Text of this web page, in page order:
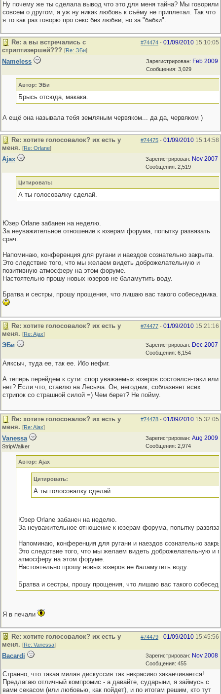
Ну почему же ты сделала вывод что это для меня тайна? Мы говорили
совсем о другом, я уж ну никак любовь к съёму не приплетал. Так что
я то как раз говорю про секс без любви, но за "бабки".
#74474 - 01/09/2010 15:10:05
Re: а вы встречались с
стриптизершей??? [Re: ЭБи]
Зарегистрирован: Feb 2009
Сообщения: 3,029
Nameless
Автор: ЭБи
Брысь отсюда, макака.
А ещё она называла тебя земляным червяком... да да, червяком )
#74475 - 01/09/2010 15:14:58
Re: хотите голосовалок? их есть у
меня. [Re: Orlane]
Зарегистрирован: Nov 2007
Сообщения: 2,519
Ajax
Цитировать:
А ты голосовалку сделай.
Юзер Orlane забанен на неделю.
За неуважительное отношение к юзерам форума, попытку развязать
срач.
Напоминаю, конференция для ругани и наездов сознательно закрыта.
Это следствие того, что мы желаем видеть доброжелательную и
позитивную атмосферу на этом форуме.
Настоятельно прошу новых юзеров не баламутить воду.
Братва и сестры, прошу прощения, что лишаю вас такого собеседника.
#74477 - 01/09/2010 15:21:16
Re: хотите голосовалок? их есть у
меня. [Re: Ajax]
Зарегистрирован: Dec 2007
Сообщения: 6,154
ЭБи
Аяксыч, туда ее, так ее. Ибо нефиг.
А теперь перейдем к сути: спор уважаемых юзеров состоялся-таки или
нет? Если что, ставлю на Лесыча. Он, негодник, соблазняет всех
стрипок со страшной силой =) Чем берет? Не пойму.
#74478 - 01/09/2010 15:32:05
Re: хотите голосовалок? их есть у
меня. [Re: Ajax]
Зарегистрирован: Aug 2009
Сообщения: 2,974
Vanessa
StripWalker
Автор: Ajax
Цитировать:
А ты голосовалку сделай.
Юзер Orlane забанен на неделю.
За неуважительное отношение к юзерам форума, попытку
Напоминаю, конференция для ругани и наездов сознательно
Это следствие того, что мы желаем видеть доброжелательную и
атмосферу на этом форуме.
Настоятельно прошу новых юзеров не баламутить воду.
Братва и сестры, прошу прощения, что лишаю вас такого
Я в печали
#74479 - 01/09/2010 15:45:56
Re: хотите голосовалок? их есть у
меня. [Re: Vanessa]
Зарегистрирован: Nov 2008
Сообщения: 455
Bacardi
Странно, что такая милая дискуссия так некрасиво заканчивается!
Предлагаю отличный компромис - а давайте, сударыни, я займусь с
вами секасом (или любовью, как пойдет), и по итогам решим, кто тут